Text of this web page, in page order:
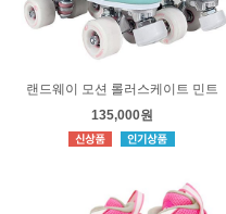
랜드웨이 모션 롤러스케이트 민트
135,000원